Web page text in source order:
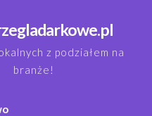
z podziałem na
branże!